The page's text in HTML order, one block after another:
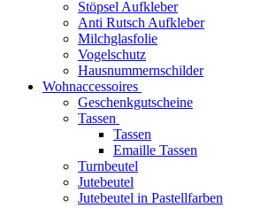
Stöpsel Aufkleber
Anti Rutsch Aufkleber
Milchglasfolie
Vogelschutz
Hausnummernschilder
Wohnaccessoires
Geschenkgutscheine
Tassen
Tassen
Emaille Tassen
Turnbeutel
Jutebeutel
Jutebeutel in Pastellfarben